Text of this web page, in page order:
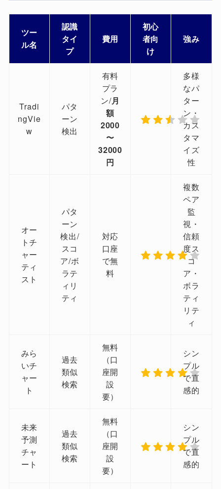
ツー
ル名
認識
タイ
プ
費用
初心
者向
け
強み
Tradi
ngVie
w
パタ
ーン
検出
有料
プラ
ン/月
額
2000
〜
32000
円
多様
なパ
ター
ン・
カス
タマ
イズ
性
オー
トチ
ャー
ティ
スト
パタ
ーン
検出/
スコ
ア/ボ
ラテ
ィリ
ティ
対応
口座
で無
料
複数
ペア
監
視・
信頼
度ス
コ
ア・
ボラ
ティ
リテ
ィ
みら
いチ
ャー
ト
過去
類似
検索
無料
（口
座開
設
要）
シン
プル
で直
感的
未来
予測
チャ
ート
過去
類似
検索
無料
（口
座開
設
要）
シン
プル
で直
感的